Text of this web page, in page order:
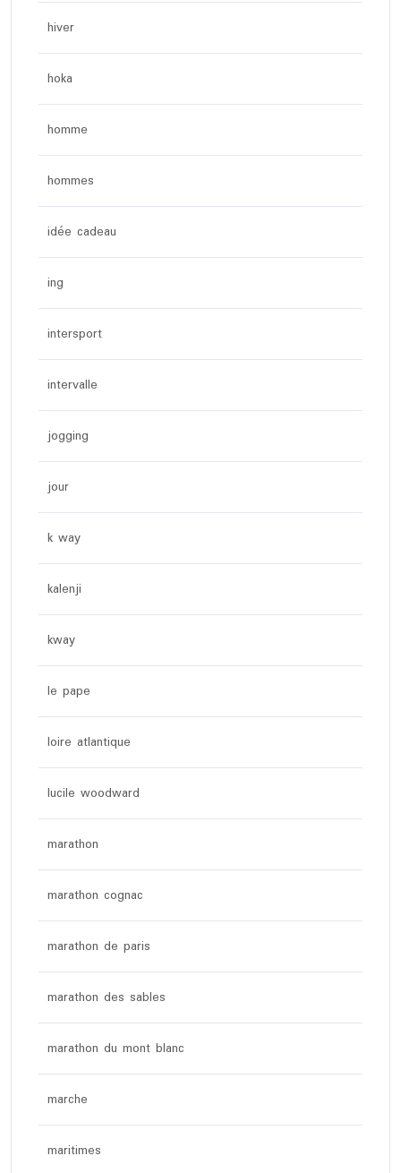
hiver
hoka
homme
hommes
idée cadeau
ing
intersport
intervalle
jogging
jour
k way
kalenji
kway
le pape
loire atlantique
lucile woodward
marathon
marathon cognac
marathon de paris
marathon des sables
marathon du mont blanc
marche
maritimes